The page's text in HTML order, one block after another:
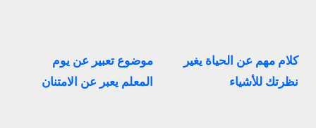
كلام مهم عن الحياة يغير
نظرتك للأشياء
موضوع تعبير عن يوم
المعلم يعبر عن الامتنان